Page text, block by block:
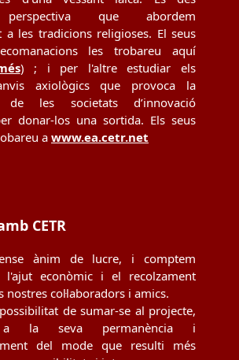
perspectiva que abordem
a les tradicions religioses. El seus
les trobareu aquí
) ; i per l'altre estudiar els
axiològics que provoca la
de les societats d’innovació
donar-los una sortida. Els seus
a www.ea.cetr.net
CETR
ànim de lucre, i comptem
l'ajut econòmic i el recolzament
col·laboradors i amics.
de sumar-se al projecte,
a la seva permanència i
del mode que resulti més